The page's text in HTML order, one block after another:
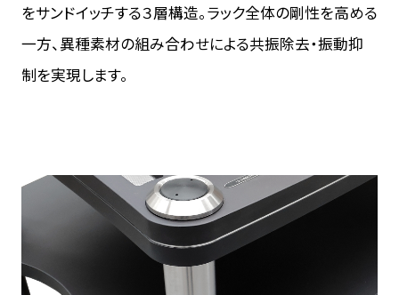
をサンドイッチする３層構造。ラック全体の剛性を高める
一方、異種素材の組み合わせによる共振除去・振動抑
制を実現します。